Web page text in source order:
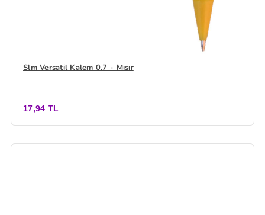
Slm Versatil Kalem 0.7 - Mısır
17,94 TL